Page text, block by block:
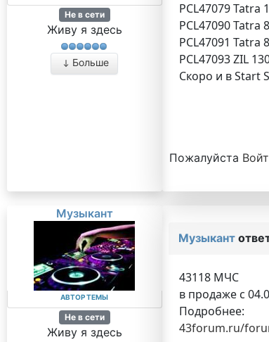
Не в сети
Живу я здесь
Больше
PCL47079 Tatra
PCL47090 Tatra
PCL47091 Tatra
PCL47093 ZIL
Скоро и в Start
Пожалуйста
Музыкант
АВТОР ТЕМЫ
Не в сети
Живу я здесь
Музыкант
43118 МЧС
в продаже с
Подробнее:
43forum.ru/